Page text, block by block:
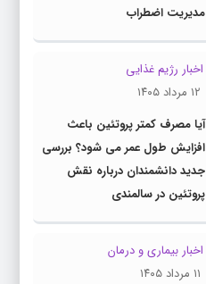
مدیریت اضطراب
اخبار رژیم غذایی
۱۲ مرداد ۱۴۰۵
آیا مصرف کمتر پروتئین باعث
افزایش طول عمر می شود؟ بررسی
جدید دانشمندان درباره نقش
پروتئین در سالمندی
اخبار بیماری و درمان
۱۱ مرداد ۱۴۰۵